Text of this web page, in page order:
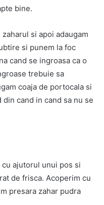
bine.
si apoi adaugam
si punem la foc
cand se ingroasa ca o
trebuie sa
coaja de portocala si
cand in cand sa nu se
ajutorul unui pos si
de frisca. Acoperim cu
presara zahar pudra